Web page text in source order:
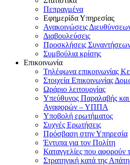
Πεπραγμένα
Εφημερίδα Υπηρεσίας
Ανακοινώσεις
Διαβουλεύσεις
Προσκλήσεις
Συμβούλια κρίσης
Επικοινωνία
Τηλέφωνα επικοινωνίας
Στοιχεία Επικοινωνίας
Ωράριο λειτουργίας
Υπεύθυνος Παραλαβής
Αναφορών – ΥΠΠΑ
Υποβολή ερωτήματος
Συχνές Ερωτήσεις
Πρόσβαση στην Υπηρεσία
Έντυπα για τον Πολίτη
Καταγγελίες που
Στρατηγική κατά της